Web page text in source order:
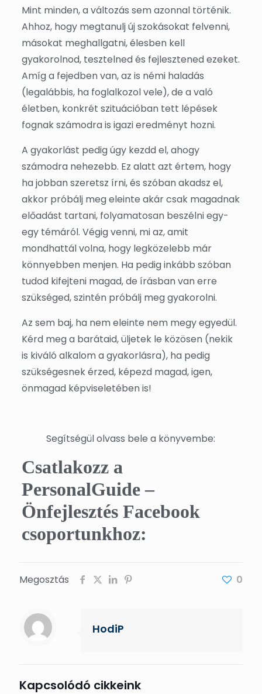
Mint minden, a változás sem azonnal történik.
Ahhoz, hogy megtanulj új szokásokat felvenni,
másokat meghallgatni, élesben kell
gyakorolnod, tesztelned és fejlesztened ezeket.
Amíg a fejedben van, az is némi haladás
(legalábbis, ha foglalkozol vele), de a való
életben, konkrét szituációban tett lépések
fognak számodra is igazi eredményt hozni.
A gyakorlást pedig úgy kezdd el, ahogy
számodra nehezebb. Ez alatt azt értem, hogy
ha jobban szeretsz írni, és szóban akadsz el,
akkor próbálj meg eleinte akár csak magadnak
előadást tartani, folyamatosan beszélni egy-
egy témáról. Végig venni, mi az, amit
mondhattál volna, hogy legközelebb már
könnyebben menjen. Ha pedig inkább szóban
tudod kifejteni magad, de írásban van erre
szükséged, szintén próbálj meg gyakorolni.
Az sem baj, ha nem eleinte nem megy egyedül.
Kérd meg a barátaid, üljetek le közösen (nekik
is kiváló alkalom a gyakorlásra), ha pedig
szükségesnek érzed, képezd magad, igen,
önmagad képviseletében is!
Segítségül olvass bele a könyvembe:
Csatlakozz a
PersonalGuide –
Önfejlesztés Facebook
csoportunkhoz:
Megosztás 0
HodiP
Kapcsolódó cikkeink